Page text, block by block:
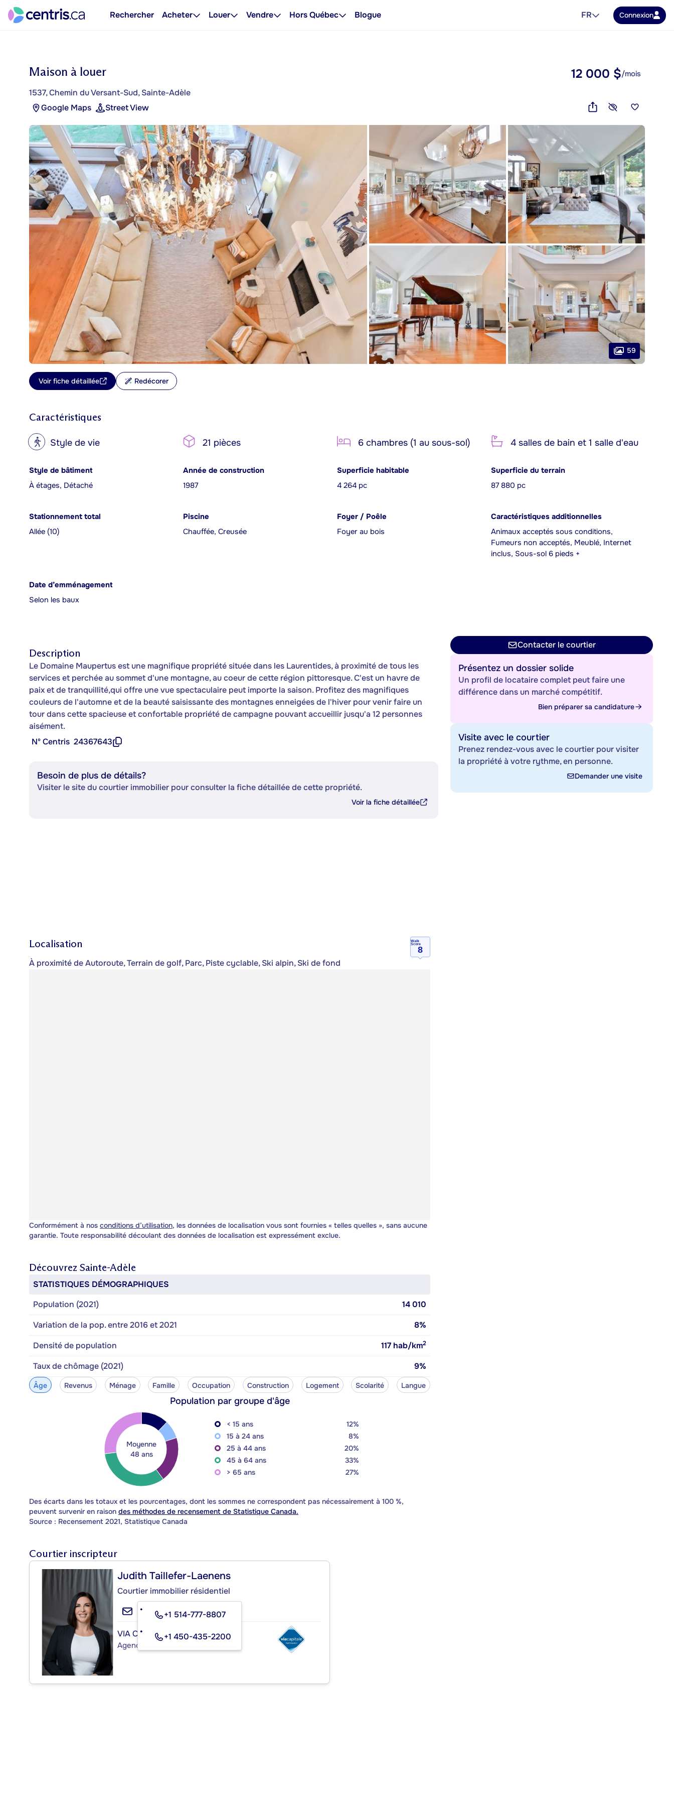
Rechercher Acheter Louer Vendre Hors Québec Blogue FR Connexion
Maison à louer
1537, Chemin du Versant-Sud, Sainte-Adèle
Google Maps
Street View
12 000 $/mois
59
Voir fiche détaillée Redécorer
Caractéristiques
? Style de vie 21 pièces 6 chambres (1 au sous-sol) 4 salles de bain et 1 salle d'eau
Style de bâtiment
À étages, Détaché
Année de construction
1987
Superficie habitable
4 264 pc
Superficie du terrain
87 880 pc
Stationnement total
Allée (10)
Piscine
Chauffée, Creusée
Foyer / Poêle
Foyer au bois
Caractéristiques additionnelles
Animaux acceptés sous conditions,
Fumeurs non acceptés, Meublé, Internet
inclus, Sous-sol 6 pieds +
Date d’emménagement
Selon les baux
Description
Le Domaine Maupertus est une magnifique propriété située dans les Laurentides, à proximité de tous les
services et perchée au sommet d'une montagne, au coeur de cette région pittoresque. C'est un havre de
paix et de tranquillité,qui offre une vue spectaculaire peut importe la saison. Profitez des magnifiques
couleurs de l'automne et de la beauté saisissante des montagnes enneigées de l'hiver pour venir faire un
tour dans cette spacieuse et confortable propriété de campagne pouvant accueillir jusqu'a 12 personnes
aisément.
Nº Centris 24367643
Besoin de plus de détails?
Visiter le site du courtier immobilier pour consulter la fiche détaillée de cette propriété.
Voir la fiche détaillée
Localisation
Walk
Score
8
À proximité de Autoroute, Terrain de golf, Parc, Piste cyclable, Ski alpin, Ski de fond
Conformément à nos conditions d’utilisation, les données de localisation vous sont fournies « telles quelles », sans aucune
garantie. Toute responsabilité découlant des données de localisation est expressément exclue.
Découvrez Sainte-Adèle
STATISTIQUES DÉMOGRAPHIQUES
Population (2021)
14 010
Variation de la pop. entre 2016 et 2021
8%
Densité de population
117 hab/km2
Taux de chômage (2021) 9%
Âge Revenus Ménage Famille Occupation Construction Logement Scolarité Langue
Population par groupe d'âge
Moyenne
48 ans
< 15 ans
12%
15 à 24 ans
8%
25 à 44 ans
20%
45 à 64 ans
33%
> 65 ans
27%
Des écarts dans les totaux et les pourcentages, dont les sommes ne correspondent pas nécessairement à 100 %,
peuvent survenir en raison des méthodes de recensement de Statistique Canada.
Source : Recensement 2021, Statistique Canada
Courtier inscripteur
Judith Taillefer-Laenens
Courtier immobilier résidentiel
+1 514-777-8807
+1 450-435-2200
VIA CAPITALE PARTENAIRES
Agence immobilière
Contacter le courtier
Présentez un dossier solide
Un profil de locataire complet peut faire une
différence dans un marché compétitif.
Bien préparer sa candidature
Visite avec le courtier
Prenez rendez-vous avec le courtier pour visiter
la propriété à votre rythme, en personne.
Demander une visite